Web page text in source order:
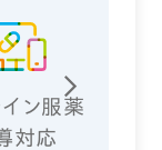
ン服薬
対応